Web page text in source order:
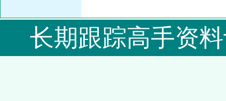
长期跟踪高手资